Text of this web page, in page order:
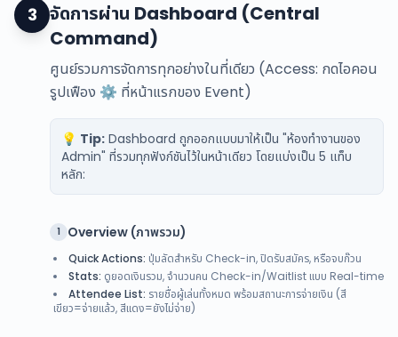
3 จัดการผ่าน Dashboard (Central
Command)
ศูนย์รวมการจัดการทุกอย่างในที่เดียว (Access: กดไอคอน
รูปเฟือง ⚙️ ที่หน้าแรกของ Event)
💡 Tip: Dashboard ถูกออกแบบมาให้เป็น "ห้องทำงานของ
Admin" ที่รวมทุกฟังก์ชันไว้ในหน้าเดียว โดยแบ่งเป็น 5 แท็บ
หลัก:
1 Overview (ภาพรวม)
Quick Actions: ปุ่มลัดสำหรับ Check-in, ปิดรับสมัคร, หรือจบก๊วน
Stats: ดูยอดเงินรวม, จำนวนคน Check-in/Waitlist แบบ Real-time
Attendee List: รายชื่อผู้เล่นทั้งหมด พร้อมสถานะการจ่ายเงิน (สี
เขียว=จ่ายแล้ว, สีแดง=ยังไม่จ่าย)